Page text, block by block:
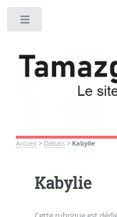
Accueil > Débats> Kabylie
Kabylie